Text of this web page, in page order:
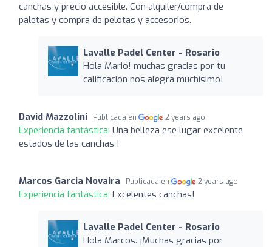
canchas y precio accesible. Con alquiler/compra de
paletas y compra de pelotas y accesorios.
Lavalle Padel Center - Rosario
Hola Mario! muchas gracias por tu
calificación nos alegra muchísimo!
David Mazzolini Publicada en 2 years ago
Experiencia fantástica: Una belleza ese lugar excelente
estados de las canchas !
Marcos Garcia Novaira Publicada en 2 years ago
Experiencia fantástica: Excelentes canchas!
Lavalle Padel Center - Rosario
Hola Marcos. ¡Muchas gracias por